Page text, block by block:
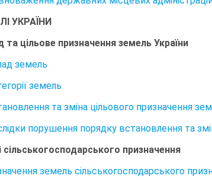
УКРАЇНИ
та цільове призначення земель України
земель
земель
та зміна цільового призначення
порушення порядку встановлення та
сільськогосподарського призначення
земель сільськогосподарського